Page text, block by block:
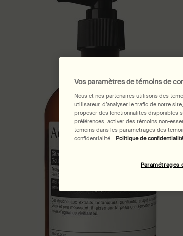
Vos paramètres de témoins de
Nous et nos partenaires utilisons des
utilisateur, d’analyser le trafic de notre
proposer des fonctionnalités disponibles
préférences, activer des témoins non-
témoins dans les paramétrages des
confidentialité.
Politique de
Paramétrages